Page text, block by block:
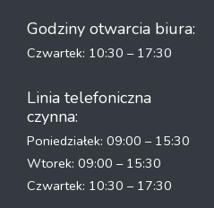
Godziny otwarcia biura:
Czwartek: 10:30 – 17:30
Linia telefoniczna
czynna:
Poniedziałek: 09:00 – 15:30
Wtorek: 09:00 – 15:30
Czwartek: 10:30 – 17:30